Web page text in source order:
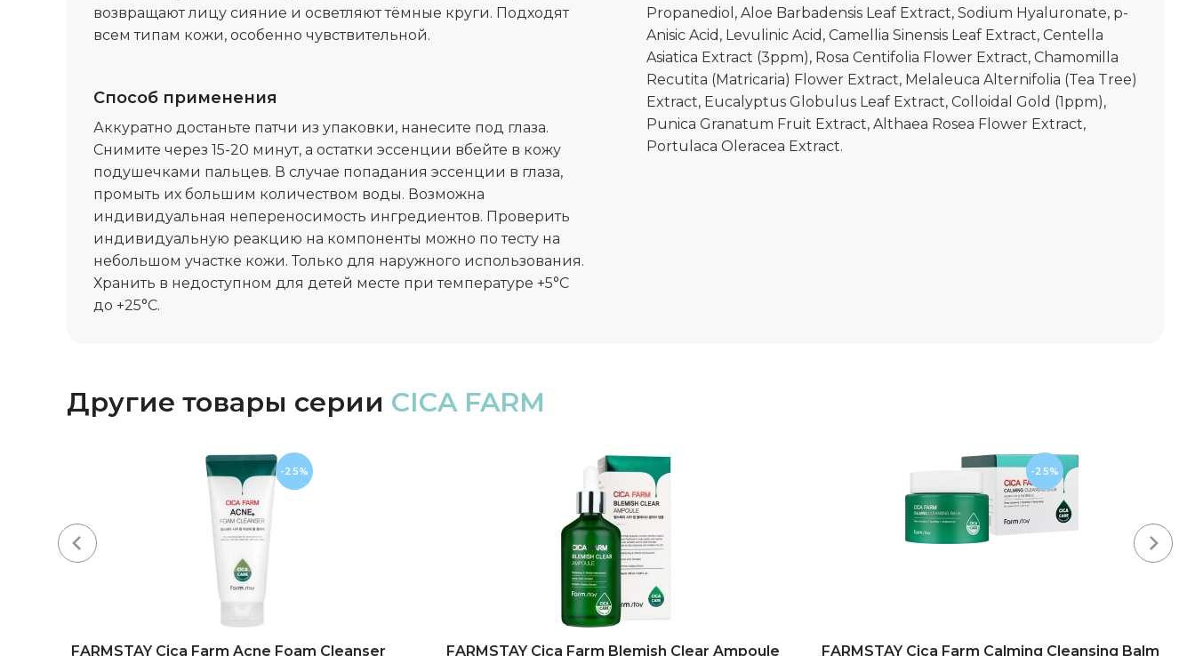
возвращают лицу сияние и осветляют тёмные круги. Подходят
всем типам кожи, особенно чувствительной.
Способ применения
Аккуратно достаньте патчи из упаковки, нанесите под глаза.
Снимите через 15-20 минут, а остатки эссенции вбейте в кожу
подушечками пальцев. В случае попадания эссенции в глаза,
промыть их большим количеством воды. Возможна
индивидуальная непереносимость ингредиентов. Проверить
индивидуальную реакцию на компоненты можно по тесту на
небольшом участке кожи. Только для наружного использования.
Хранить в недоступном для детей месте при температуре +5°C
до +25°C.
Propanediol, Aloe Barbadensis Leaf Extract, Sodium Hyaluronate, p-
Anisic Acid, Levulinic Acid, Camellia Sinensis Leaf Extract, Centella
Asiatica Extract (3ppm), Rosa Centifolia Flower Extract, Chamomilla
Recutita (Matricaria) Flower Extract, Melaleuca Alternifolia (Tea Tree)
Extract, Eucalyptus Globulus Leaf Extract, Colloidal Gold (1ppm),
Punica Granatum Fruit Extract, Althaea Rosea Flower Extract,
Portulaca Oleracea Extract.
Другие товары серии CICA FARM
FARMSTAY Cica Farm Acne Foam Cleanser
-25%
FARMSTAY Cica Farm Blemish Clear Ampoule
FARMSTAY Cica Farm Calming Cleansing Balm
-25%